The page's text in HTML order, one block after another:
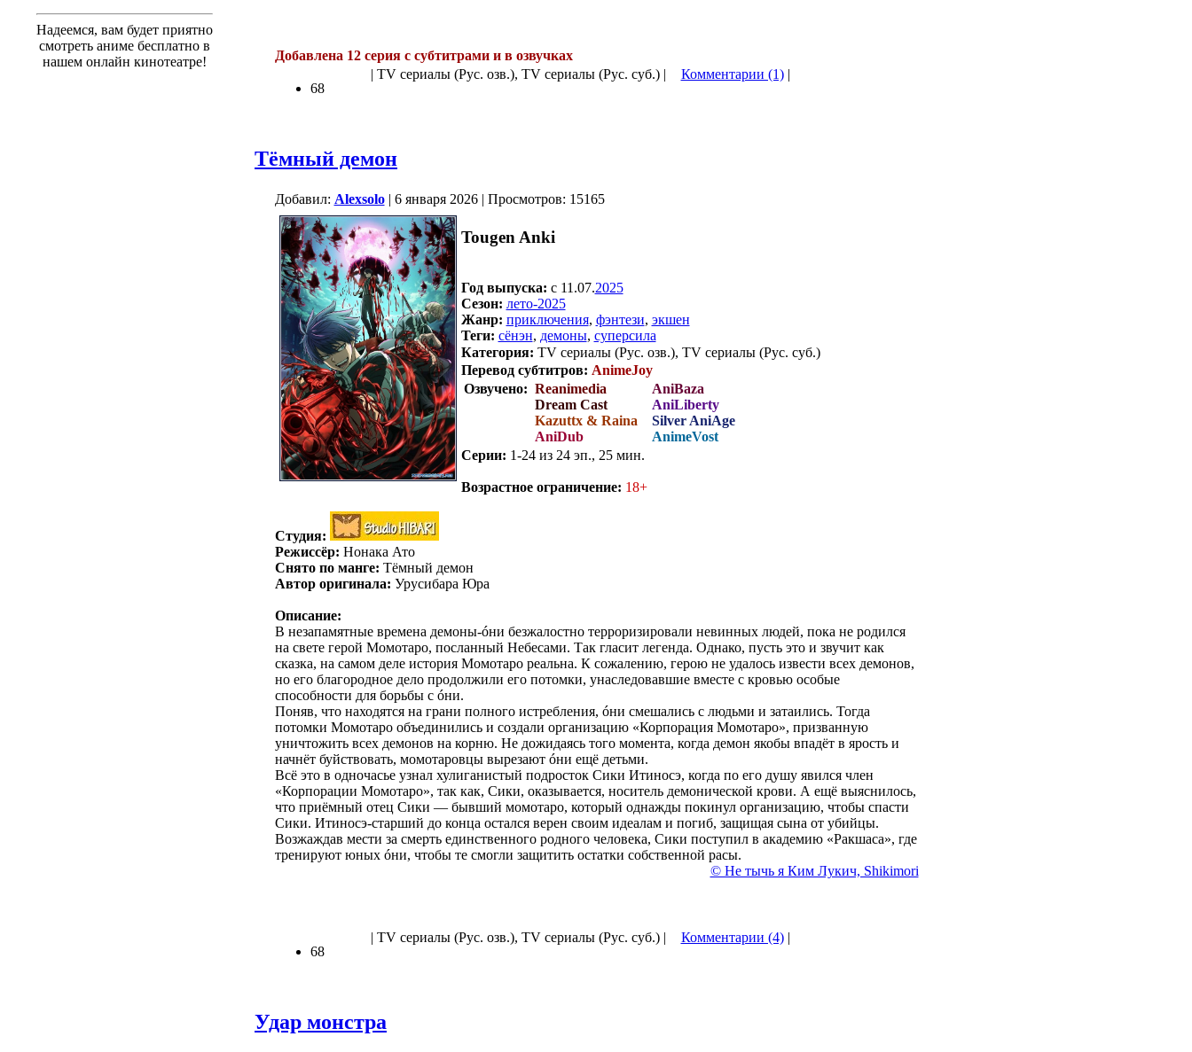
Надеемся, вам будет приятно
смотреть аниме бесплатно в
нашем онлайн кинотеатре!
Добавлена 12 серия с субтитрами и в озвучках
68
| TV сериалы (Рус. озв.), TV сериалы (Рус. суб.) | Комментарии (1)|
Тёмный демон
Добавил: Alexsolo| 6 января 2026 | Просмотров: 15165
Tougen Anki
Год выпуска: c 11.07.2025
Сезон: лето-2025
Жанр: приключения, фэнтези, экшен
Теги: сёнэн, демоны, суперсила
Категория: TV сериалы (Рус. озв.), TV сериалы (Рус. суб.)
Перевод субтитров: AnimeJoy
Озвучено: Reanimedia
Dream Cast
Kazuttx & Raina
AniDub
AniBaza
AniLiberty
Silver AniAge
AnimeVost
Серии: 1-24 из 24 эп., 25 мин.
Возрастное ограничение: 18+
Студия:
Режиссёр: Нонака Ато
Снято по манге: Тёмный демон
Автор оригинала: Урусибара Юра
Описание:
В незапамятные времена демоны-óни безжалостно терроризировали невинных людей, пока не родился
на свете герой Момотаро, посланный Небесами. Так гласит легенда. Однако, пусть это и звучит как
сказка, на самом деле история Момотаро реальна. К сожалению, герою не удалось извести всех демонов,
но его благородное дело продолжили его потомки, унаследовавшие вместе с кровью особые
способности для борьбы с óни.
Поняв, что находятся на грани полного истребления, óни смешались с людьми и затаились. Тогда
потомки Момотаро объединились и создали организацию «Корпорация Момотаро», призванную
уничтожить всех демонов на корню. Не дожидаясь того момента, когда демон якобы впадёт в ярость и
начнёт буйствовать, момотаровцы вырезают óни ещё детьми.
Всё это в одночасье узнал хулиганистый подросток Сики Итиносэ, когда по его душу явился член
«Корпорации Момотаро», так как, Сики, оказывается, носитель демонической крови. А ещё выяснилось,
что приёмный отец Сики — бывший момотаро, который однажды покинул организацию, чтобы спасти
Сики. Итиносэ-старший до конца остался верен своим идеалам и погиб, защищая сына от убийцы.
Возжаждав мести за смерть единственного родного человека, Сики поступил в академию «Ракшаса», где
тренируют юных óни, чтобы те смогли защитить остатки собственной расы.
© Не тычь я Ким Лукич, Shikimori
68
| TV сериалы (Рус. озв.), TV сериалы (Рус. суб.) | Комментарии (4)|
Удар монстра